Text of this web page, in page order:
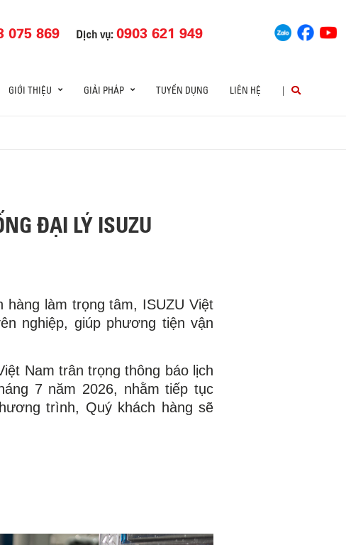
075 869 Dịch vụ:0903 621 949
GIỚI THIỆU GIẢI PHÁP TUYỂN DỤNG LIÊN HỆ |
ĐẠI LÝ ISUZU
làm trọng tâm, ISUZU Việt
nghiệp, giúp phương tiện vận
Nam trân trọng thông báo lịch
7 năm 2026, nhằm tiếp tục
trình, Quý khách hàng sẽ